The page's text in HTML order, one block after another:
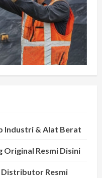
Industri & Alat Berat
Original Resmi Disini
Distributor Resmi